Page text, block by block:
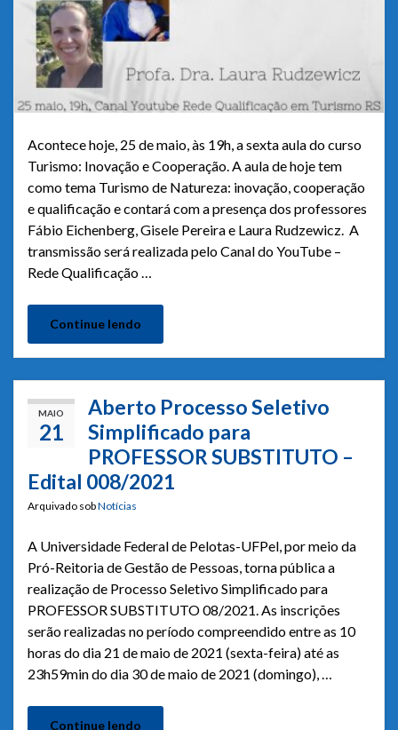
Acontece hoje, 25 de maio, às 19h, a sexta aula do curso
Turismo: Inovação e Cooperação. A aula de hoje tem
como tema Turismo de Natureza: inovação, cooperação
e qualificação e contará com a presença dos professores
Fábio Eichenberg, Gisele Pereira e Laura Rudzewicz. A
transmissão será realizada pelo Canal do YouTube –
Rede Qualificação …
Continue lendo
MAIO
21
Aberto Processo Seletivo
Simplificado para
PROFESSOR SUBSTITUTO –
Edital 008/2021
Arquivado sobNotícias
A Universidade Federal de Pelotas-UFPel, por meio da
Pró-Reitoria de Gestão de Pessoas, torna pública a
realização de Processo Seletivo Simplificado para
PROFESSOR SUBSTITUTO 08/2021. As inscrições
serão realizadas no período compreendido entre as 10
horas do dia 21 de maio de 2021 (sexta-feira) até as
23h59min do dia 30 de maio de 2021 (domingo), …
Continue lendo